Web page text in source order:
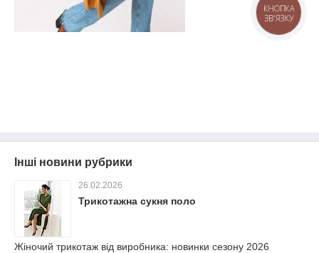
Інші новини рубрики
26.02.2026
Трикотажна сукня поло
Жіночий трикотаж від виробника: новинки сезону 2026
КНОПКА
ЗВ'ЯЗКУ